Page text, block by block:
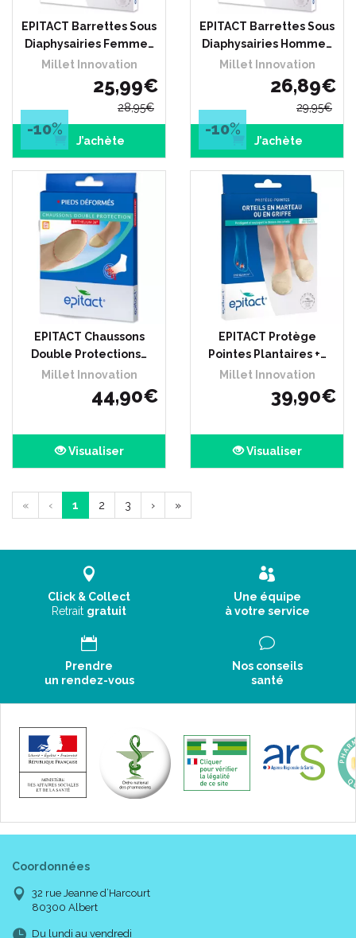
EPITACT Barrettes Sous
Diaphysairies Femme…
Millet Innovation
25,99€
28,95€
-10%
J’achète
EPITACT Barrettes Sous
Diaphysairies Homme…
Millet Innovation
26,89€
29,95€
-10%
J’achète
EPITACT Chaussons
Double Protections…
Millet Innovation
44,90€
Visualiser
EPITACT Protège
Pointes Plantaires +…
Millet Innovation
39,90€
Visualiser
« ‹ 1 2 3 › »
Click & Collect
Retrait gratuit
Une équipe
à votre service
Prendre
un rendez-vous
Nos conseils
santé
Coordonnées
32 rue Jeanne d’Harcourt
80300 Albert
Du lundi au vendredi